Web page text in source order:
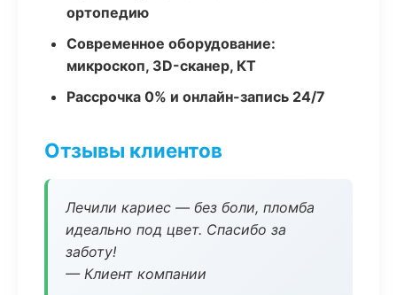
ортопедию
Современное оборудование:
микроскоп, 3D-сканер, КТ
Рассрочка 0% и онлайн-запись 24/7
Отзывы клиентов
Лечили кариес — без боли, пломба
идеально под цвет. Спасибо за
заботу!
— Клиент компании